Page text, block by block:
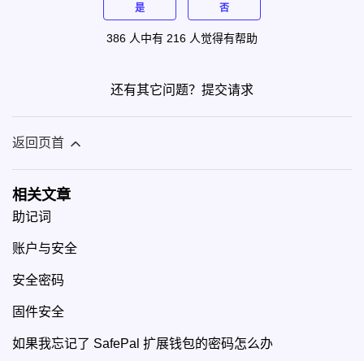
是 否
386 人中有 216 人觉得有帮助
还有其它问题？ 提交请求
返回页首
相关文章
助记词
账户与安全
安全密码
固件安全
如果我忘记了 SafePal 扩展钱包的密码怎么办